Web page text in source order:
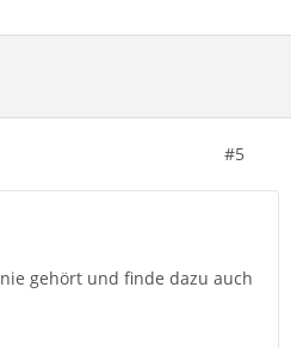
#5
gehört und finde dazu auch